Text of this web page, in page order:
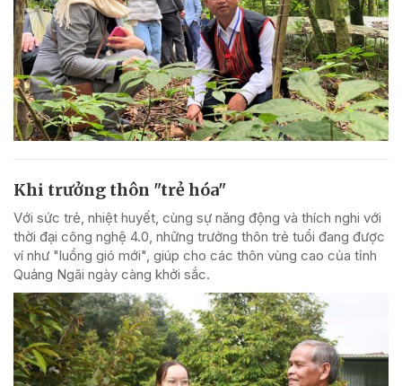
Khi trưởng thôn "trẻ hóa"
Với sức trẻ, nhiệt huyết, cùng sự năng động và thích nghi với
thời đại công nghệ 4.0, những trưởng thôn trẻ tuổi đang được
ví như "luồng gió mới", giúp cho các thôn vùng cao của tỉnh
Quảng Ngãi ngày càng khởi sắc.